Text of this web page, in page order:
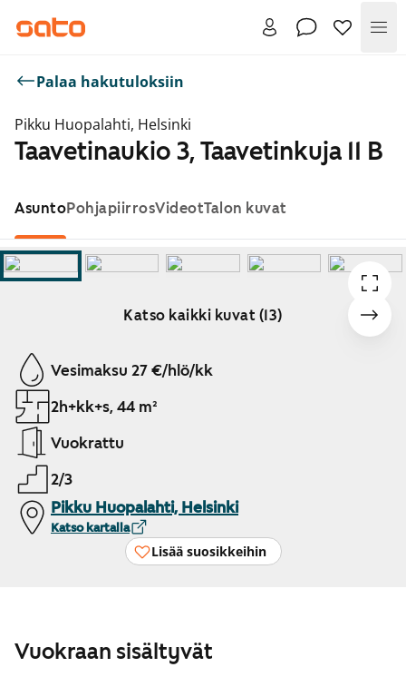
Palaa hakutuloksiin
Pikku Huopalahti, Helsinki
Taavetinaukio 3, Taavetinkuja 11 B
AsuntoPohjapiirrosVideotTalon kuvat
Katso kaikki kuvat (13)
Näytetään dia 1 / 13
Vesimaksu 27 €/hlö/kk
2h+kk+s, 44 m²
Vuokrattu
2/3
Pikku Huopalahti, Helsinki
Katso kartalla
Lisää suosikkeihin
Vuokraan sisältyvät